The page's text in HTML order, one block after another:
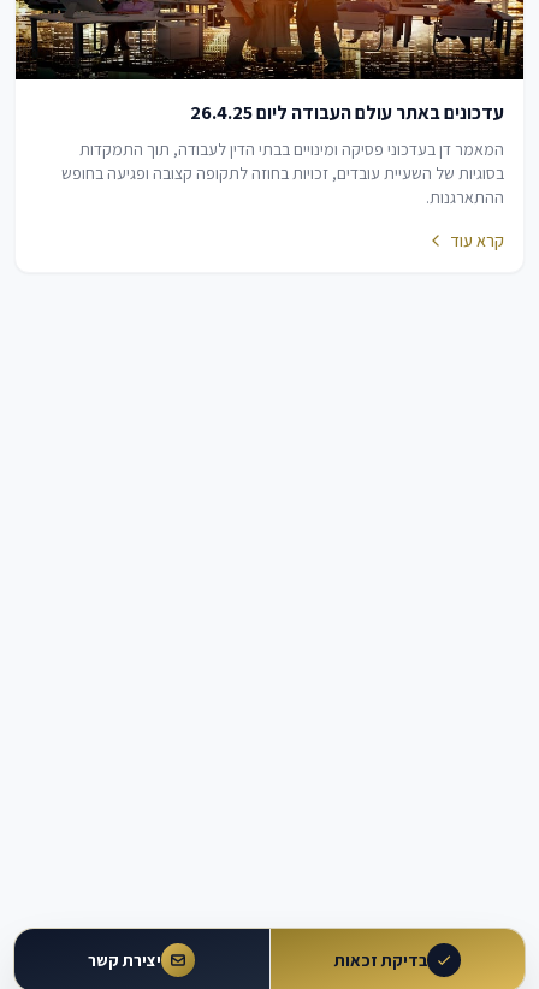
עדכונים באתר עולם העבודה ליום 26.4.25
המאמר דן בעדכוני פסיקה ומינויים בבתי הדין לעבודה, תוך התמקדות
בסוגיות של השעיית עובדים, זכויות בחוזה לתקופה קצובה ופגיעה בחופש
ההתארגנות.
קרא עוד
יצירת קשר בדיקת זכאות